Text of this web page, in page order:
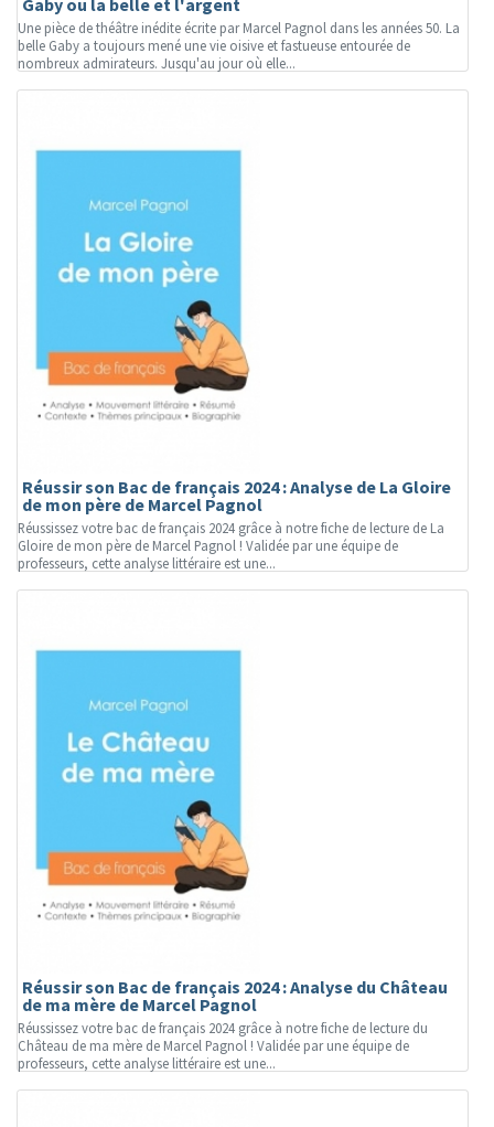
Gaby ou la belle et l'argent
Une pièce de théâtre inédite écrite par Marcel Pagnol dans les années 50. La
belle Gaby a toujours mené une vie oisive et fastueuse entourée de
nombreux admirateurs. Jusqu'au jour où elle...
Réussir son Bac de français 2024 : Analyse de La Gloire
de mon père de Marcel Pagnol
Réussissez votre bac de français 2024 grâce à notre fiche de lecture de La
Gloire de mon père de Marcel Pagnol ! Validée par une équipe de
professeurs, cette analyse littéraire est une...
Réussir son Bac de français 2024 : Analyse du Château
de ma mère de Marcel Pagnol
Réussissez votre bac de français 2024 grâce à notre fiche de lecture du
Château de ma mère de Marcel Pagnol ! Validée par une équipe de
professeurs, cette analyse littéraire est une...